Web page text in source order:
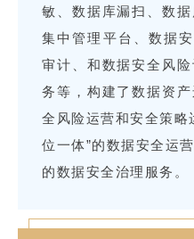
敏、数据库漏扫、数
集中管理平台、数据
审计、和数据安全风
务等，构建了数据资
全风险运营和安全策略
位一体”的数据安全运
的数据安全治理服务。